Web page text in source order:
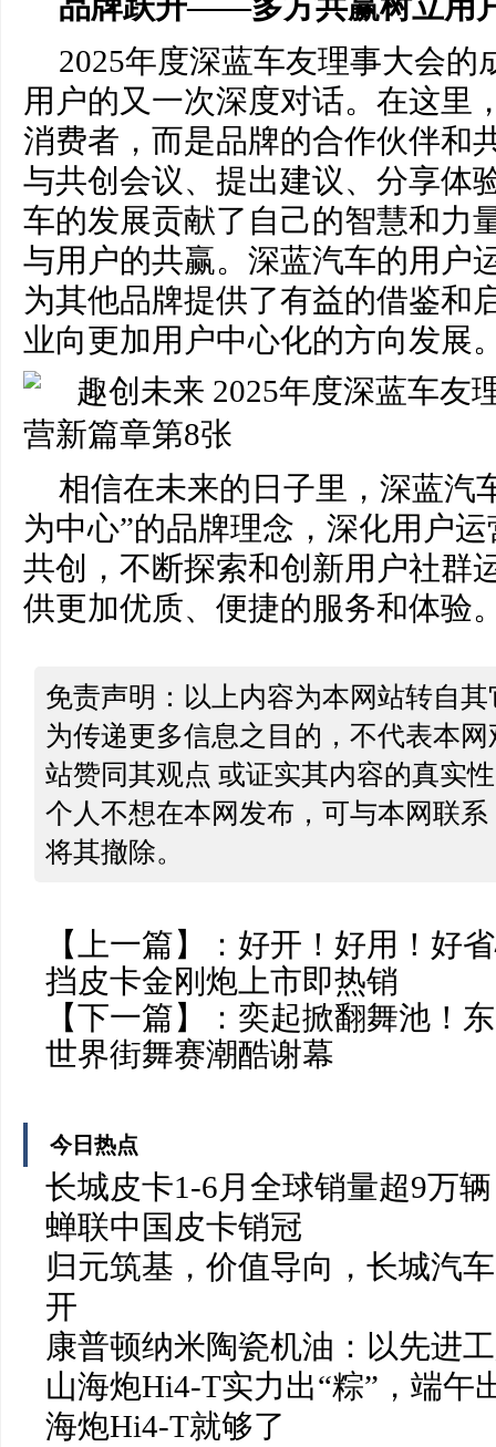
2025年度深蓝车友理事大会的
用户的又一次深度对话。在这里
消费者，而是品牌的合作伙伴和
与共创会议、提出建议、分享体
车的发展贡献了自己的智慧和力
与用户的共赢。深蓝汽车的用户
为其他品牌提供了有益的借鉴和
业向更加用户中心化的方向发展
相信在未来的日子里，深蓝汽
为中心”的品牌理念，深化用户
共创，不断探索和创新用户社群
供更加优质、便捷的服务和体验
免责声明：以上内容为本网站转自
为传递更多信息之目的，不代表本
站赞同其观点 或证实其内容的真实
个人不想在本网发布，可与本网联
将其撤除。
【上一篇】： 好开！好用！好
挡皮卡金刚炮上市即热销
【下一篇】： 奕起掀翻舞池！
世界街舞赛潮酷谢幕
今日热点
长城皮卡1-6月全球销量超9万
蝉联中国皮卡销冠
归元筑基，价值导向，长城汽
开
康普顿纳米陶瓷机油：以先进
山海炮Hi4-T实力出“粽”，端午
海炮Hi4‑T就够了